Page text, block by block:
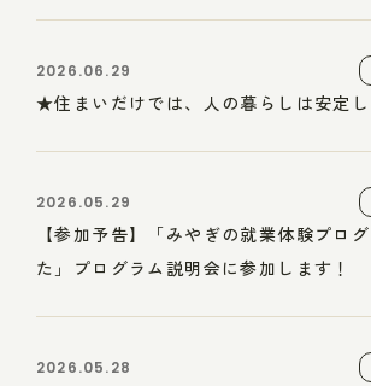
2026.06.29
★住まいだけでは、人の暮らしは安定
2026.05.29
【参加予告】「みやぎの就業体験プロ
た」プログラム説明会に参加します！
2026.05.28